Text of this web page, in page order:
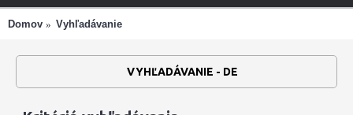
Domov Vyhľadávanie
VYHĽADÁVANIE - DE